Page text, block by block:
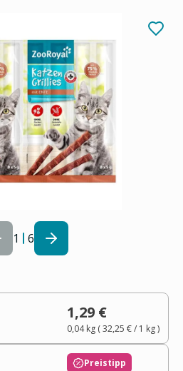
1 6
1,29 €
0,04 kg(32,25 €/ 1 kg)
Preistipp